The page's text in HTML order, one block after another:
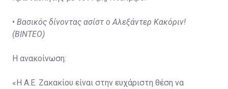
• Βασικός δίνοντας ασίστ ο Αλεξάντερ Κακόριν!
(ΒΙΝΤΕΟ)
Η ανακοίνωση:
«Η Α.Ε. Ζακακίου είναι στην ευχάριστη θέση να